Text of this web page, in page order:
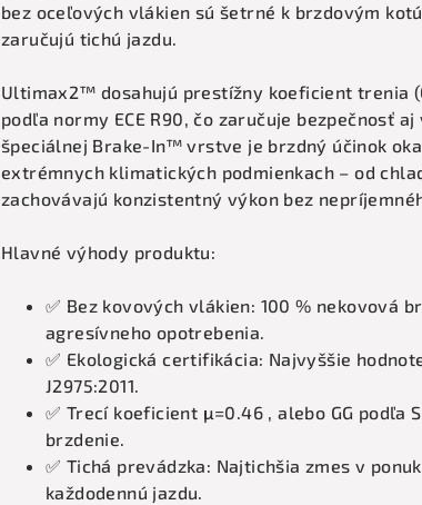
bez oceľových vlákien sú šetrné k brzdovým
zaručujú tichú jazdu.
Ultimax2™ dosahujú prestížny koeficient trenia
podľa normy ECE R90, čo zaručuje bezpečnosť
špeciálnej Brake-In™ vrstve je brzdný účinok
extrémnych klimatických podmienkach – od
zachovávajú konzistentný výkon bez
Hlavné výhody produktu:
✅ Bez kovových vlákien: 100 % nekovová
agresívneho opotrebenia.
✅ Ekologická certifikácia: Najvyššie
J2975:2011.
✅ Trecí koeficient μ=0.46 , alebo GG podľa
brzdenie.
✅ Tichá prevádzka: Najtichšia zmes v
každodennú jazdu.